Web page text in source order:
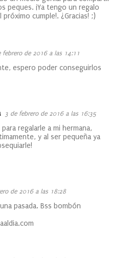
peques. ¡Ya tengo un regalo
cumple!. ¿Gracias! ;)
febrero de 2016 a las 14:11
espero poder conseguirlos
3 de febrero de 2016 a las 16:35
regalarle a mi hermana,
y al ser pequeña ya
de 2016 a las 18:28
pasada. Bss bombón